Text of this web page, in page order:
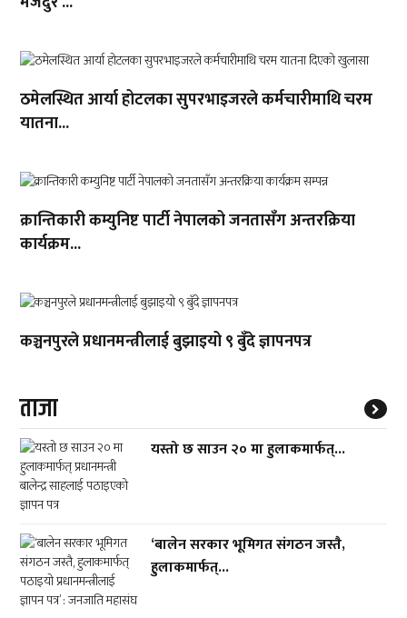
ठमेलस्थित आर्या होटलका सुपरभाइजरले कर्मचारीमाथि चरम
यातना...
क्रान्तिकारी कम्युनिष्ट पार्टी नेपालको जनतासँग अन्तरक्रिया
कार्यक्रम...
कञ्चनपुरले प्रधानमन्त्रीलाई बुझाइयो ९ बुँदे ज्ञापनपत्र
ताजा
यस्तो छ साउन २० मा हुलाकमार्फत्...
‘बालेन सरकार भूमिगत संगठन जस्तै,
हुलाकमार्फत्...